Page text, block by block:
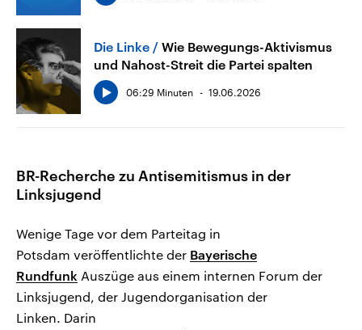
Die Linke
Wie Bewegungs-Aktivismus
und Nahost-Streit die Partei spalten
06:29 Minuten 19.06.2026
BR-Recherche zu Antisemitismus in der
Linksjugend
Wenige Tage vor dem Parteitag in
Potsdam veröffentlichte der Bayerische
Rundfunk Auszüge aus einem internen Forum der
Linksjugend, der Jugendorganisation der
Linken. Darin